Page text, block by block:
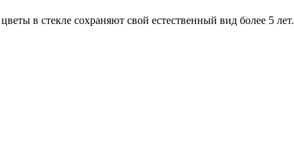
в стекле сохраняют свой естественный вид более 5 лет.